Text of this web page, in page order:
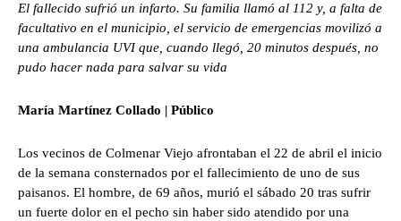
El fallecido sufrió un infarto. Su familia llamó al 112 y, a falta de
facultativo en el municipio, el servicio de emergencias movilizó a
una ambulancia UVI que, cuando llegó, 20 minutos después, no
pudo hacer nada para salvar su vida
María Martínez Collado | Público
Los vecinos de Colmenar Viejo afrontaban el 22 de abril el inicio
de la semana consternados por el fallecimiento de uno de sus
paisanos. El hombre, de 69 años, murió el sábado 20 tras sufrir
un fuerte dolor en el pecho sin haber sido atendido por una